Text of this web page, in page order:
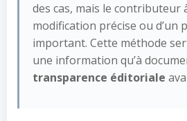
des cas, mais le contributeur
modification précise ou d’un
important. Cette méthode
une information qu’à
transparence éditoriale